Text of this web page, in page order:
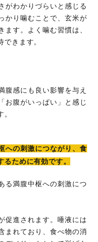
がわかりづらいと感じる
かり噛むことで、玄米が
ます。よく噛む習慣は、
きます。
腹感にも良い影響を与え
お腹がいっぱい」と感じ
への刺激につながり、食
ために有効です。
る満腹中枢への刺激につ
促進されます。唾液には
まれており、食べ物の消